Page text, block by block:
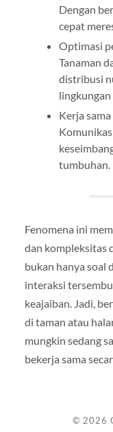
Dengan
cepat
Optimasi
Tanaman
distribusi
Kerja
tumbuhan.
Fenomena ini
dan kompleksitas
bukan hanya soal
interaksi
keajaiban. Jadi,
di taman atau
mungkin sedang
bekerja sama
© 2026